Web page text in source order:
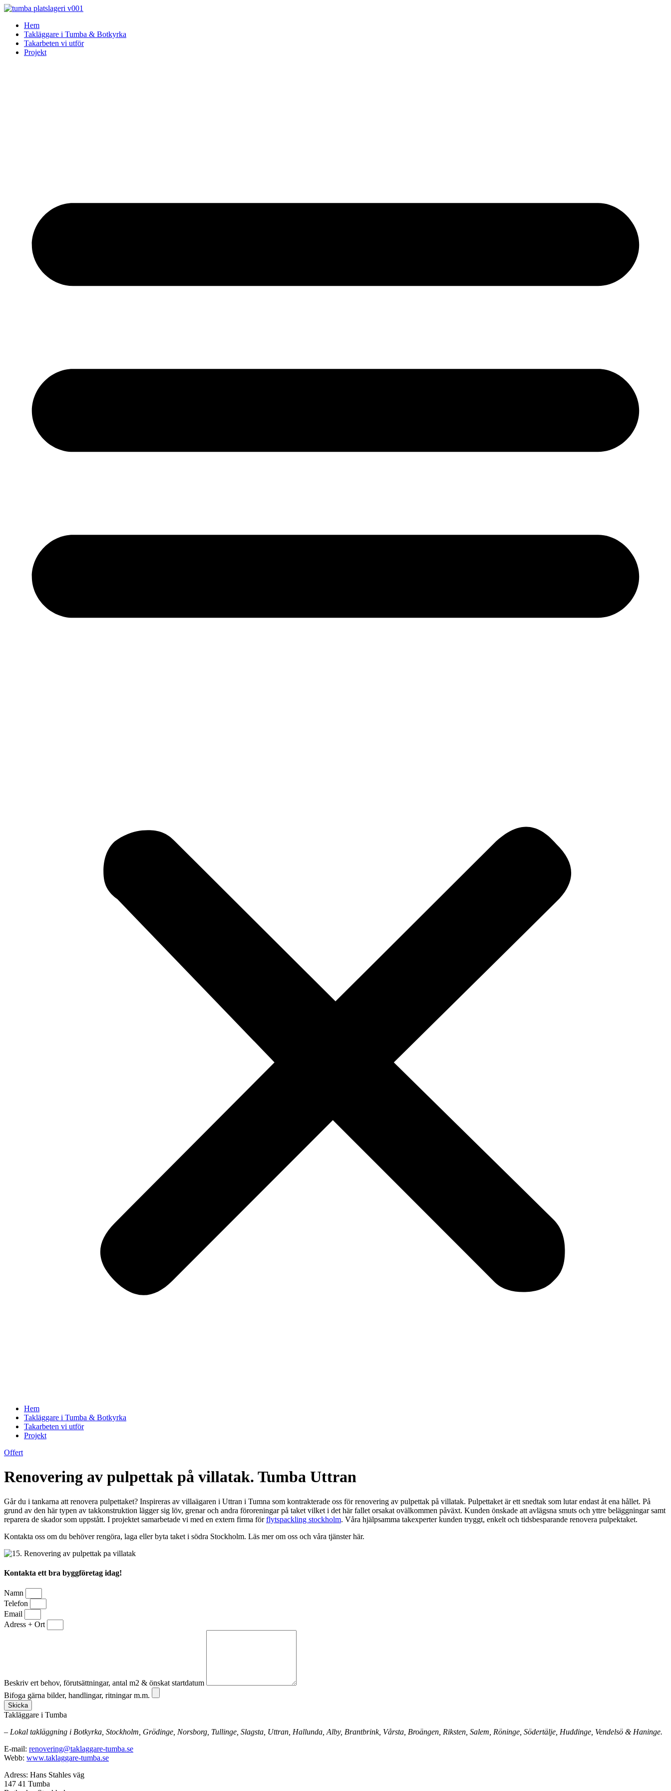
Skip
contentHem
Takläggare i Tumba & Botkyrka
Takarbeten vi utför
Projekt
Hem
Takläggare i Tumba & Botkyrka
Takarbeten vi utför
Projekt
Offert
Renovering av pulpettak på villatak. Tumba Uttran
Går du i tankarna att renovera pulpettaket? Inspireras av villaägaren i Uttran i Tumna som kontrakterade oss för renovering av pulpettak på villatak. Pulpettaket är ett snedtak som lutar endast åt ena hållet. På
grund av den här typen av takkonstruktion lägger sig löv, grenar och andra föroreningar på taket vilket i det här fallet orsakat ovälkommen påväxt. Kunden önskade att avlägsna smuts och yttre beläggningar samt
reparera de skador som uppstått. I projektet samarbetade vi med en extern firma förflytspackling stockholm. Våra hjälpsamma takexperter kunden tryggt, enkelt och tidsbesparande renovera pulpektaket.
Kontakta oss om du behöver rengöra, laga eller byta taket i södra Stockholm. Läs mer om oss och våra tjänster här.
Kontakta ett bra byggföretag idag!
Namn
Telefon
Email
Adress + Ort
Beskriv ert behov, förutsättningar, antal m2 & önskat startdatum
Bifoga gärna bilder, handlingar, ritningar m.m.
Skicka
Takläggare i Tumba
– Lokal takläggning i Botkyrka, Stockholm, Grödinge, Norsborg, Tullinge, Slagsta, Uttran, Hallunda, Alby, Brantbrink, Vårsta, Broängen, Riksten, Salem, Röninge, Södertälje, Huddinge, Vendelsö & Haninge.
E-mail: renovering@taklaggare-tumba.se
Webb: www.taklaggare-tumba.se
Adress: Hans Stahles väg
147 41 Tumba